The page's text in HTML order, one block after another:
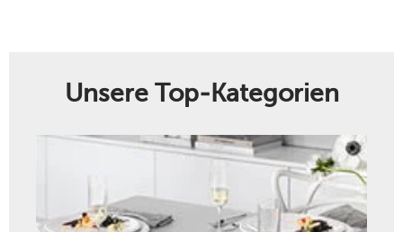
Unsere Top-Kategorien